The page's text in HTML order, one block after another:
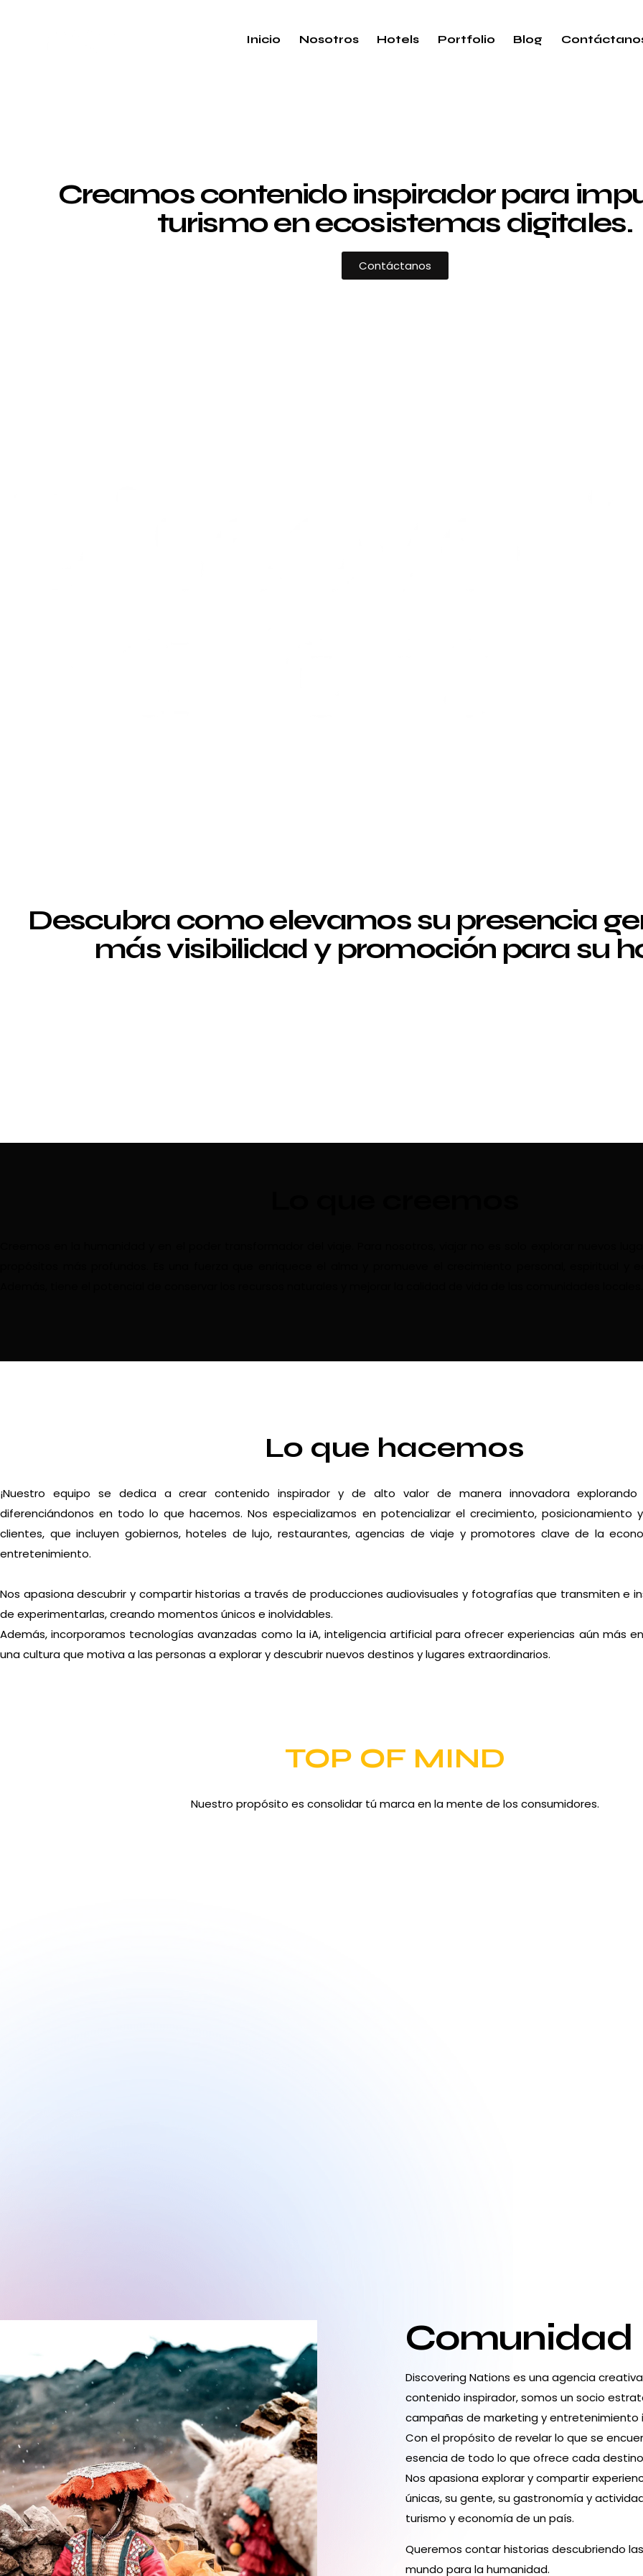
Inicio Nosotros Hotels Portfolio Blog
Creamos contenido inspirador para
turismo en ecosistemas digitales.
Contáctanos
Descubra como elevamos su presencia
más visibilidad y promoción para su
Lo que hacemos
¡Nuestro equipo se dedica a crear contenido inspirador y de alto valor de manera innovadora
diferenciándonos en todo lo que hacemos. Nos especializamos en potencializar el crecimiento, posicionamiento
clientes, que incluyen gobiernos, hoteles de lujo, restaurantes, agencias de viaje y promotores clave de la
entretenimiento.
Nos apasiona descubrir y compartir historias a través de producciones audiovisuales y fotografías que transmiten e
de experimentarlas, creando momentos únicos e inolvidables.
Además, incorporamos tecnologías avanzadas como la iA, inteligencia artificial para ofrecer experiencias aún más
una cultura que motiva a las personas a explorar y descubrir nuevos destinos y lugares extraordinarios.
TOP OF MIND
Nuestro propósito es consolidar tú marca en la mente de los consumidores.
Comunidad
Discovering Nations es una agencia
contenido inspirador, somos un socio
campañas de marketing y entretenimiento
Con el propósito de revelar lo que se
esencia de todo lo que ofrece cada
Nos apasiona explorar y compartir
únicas, su gente, su gastronomía y
turismo y economía de un país.
Queremos contar historias descubriendo
mundo para la humanidad.